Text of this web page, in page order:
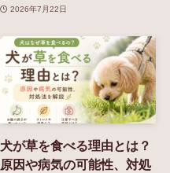
2026年7月22日
犬が草を食べる理由とは？
原因や病気の可能性、対処